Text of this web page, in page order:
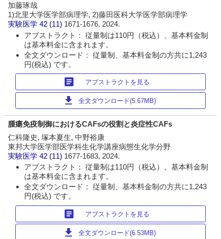
加藤琢哉
1)北里大学医学部病理学, 2)藤田医科大学医学部病理学
実験医学 42 (11) 1671-1676, 2024.
アブストラクト： 従量制は110円（税込）、基本料金制
は基本料金に含まれます。
全文ダウンロード： 従量制、基本料金制の方共に1,243
円(税込) です。
article アブストラクトを見る
download 全文ダウンロード(5.67MB)
腫瘍免疫制御におけるCAFsの役割と炎症性CAFs
仁科隆史, 塚本夏生, 中野裕康
東邦大学医学部医学科生化学講座病態生化学分野
実験医学 42 (11) 1677-1683, 2024.
アブストラクト： 従量制は110円（税込）、基本料金制
は基本料金に含まれます。
全文ダウンロード： 従量制、基本料金制の方共に1,243
円(税込) です。
article アブストラクトを見る
download 全文ダウンロード(6.53MB)